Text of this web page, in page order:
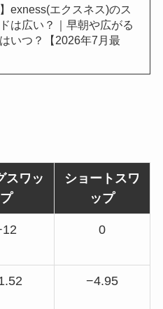
】exness(エクスネス)のス
は広い？｜早朝や広がる
いつ？【2026年7月最
スワッ
プ
ショートスワ
ップ
0
−4.95